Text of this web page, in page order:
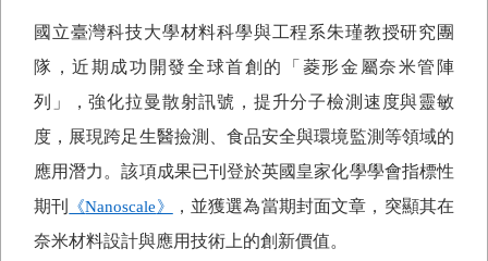
國立臺灣科技大學材料科學與工程系朱瑾教授研究團
隊，近期成功開發全球首創的「菱形金屬奈米管陣
列」，強化拉曼散射訊號，提升分子檢測速度與靈敏
度，展現跨足生醫撿測、食品安全與環境監測等領域的
應用潛力。該項成果已刊登於英國皇家化學學會指標性
期刊
《Nanoscale》
，並獲選為當期封面文章，突顯其在
奈米材料設計與應用技術上的創新價值。